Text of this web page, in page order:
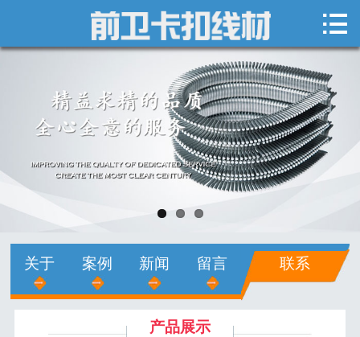
 网站首页
关于我们
新闻中心
产品展示
销售网络
在线留言
联系我们

关于 案例 新闻 留言 联系
产品展示